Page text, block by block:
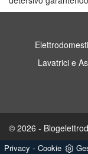
Lavatrici e
© 2026 -
Privacy - Cookie